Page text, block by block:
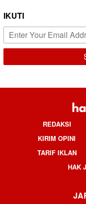
IKUTI
REDAKSI
KIRIM OPINI
TARIF IKLAN
HAK